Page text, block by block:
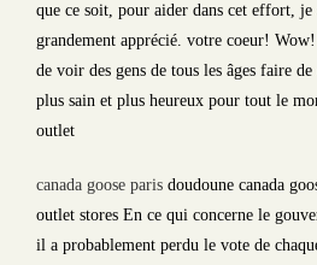
que ce soit, pour aider dans cet effort, je
grandement apprécié. votre coeur!
de voir des gens de tous les âges faire
plus sain et plus heureux pour tout le
outlet
canada goose paris doudoune canada
outlet stores En ce qui concerne le
il a probablement perdu le vote de